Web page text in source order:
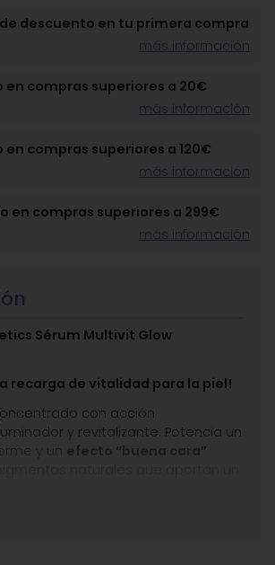
descuento en tu primera compra
más información
en compras superiores a 20€
más información
en compras superiores a 120€
más información
en compras superiores a 299€
más información
Sérum Multivit Glow
recarga de vitalidad para la piel!
con acción
y revitalizante. Potencia un
y un efecto “buena cara”